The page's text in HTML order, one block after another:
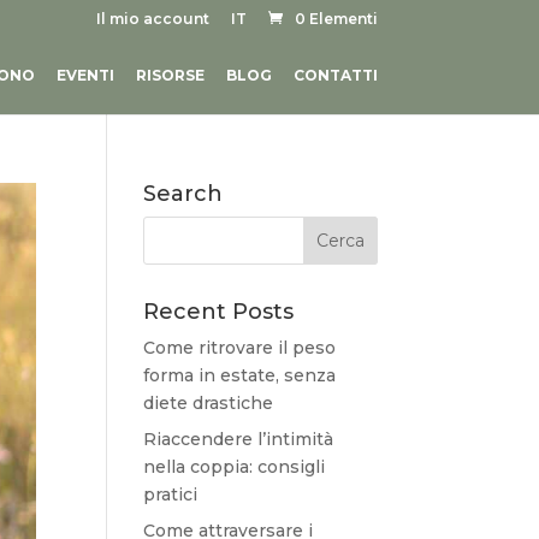
Il mio account IT 0 Elementi
EVENTI RISORSE BLOG CONTATTI
Search
Recent Posts
Come ritrovare il peso
forma in estate, senza
diete drastiche
Riaccendere l’intimità
nella coppia: consigli
pratici
Come attraversare i